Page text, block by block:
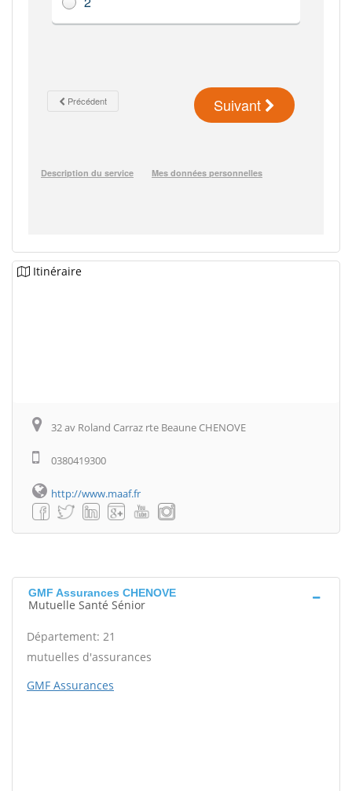
Itinéraire
32 av Roland Carraz rte Beaune CHENOVE
0380419300
http://www.maaf.fr
GMF Assurances CHENOVE
Mutuelle Santé Sénior
Département: 21
mutuelles d'assurances
GMF Assurances